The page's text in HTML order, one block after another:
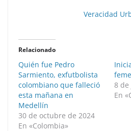
Veracidad
Relacionado
Quién fue Pedro
Sarmiento, exfutbolista
colombiano que falleció
esta mañana en
Medellín
30 de octubre de 2024
En «Colombia»
8 de
En